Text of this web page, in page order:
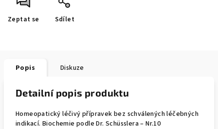
Zeptat se Sdílet
Popis Diskuze
Detailní popis produktu
Homeopatický léčivý přípravek bez schválených léčebných
indikací. Biochemie podle Dr. Schüsslera – Nr.10